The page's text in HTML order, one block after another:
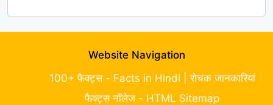
Website Navigation
100+ फैक्ट्स - Facts in Hindi | रोचक जानकारियां
फैक्ट्स नॉलेज - HTML Sitemap